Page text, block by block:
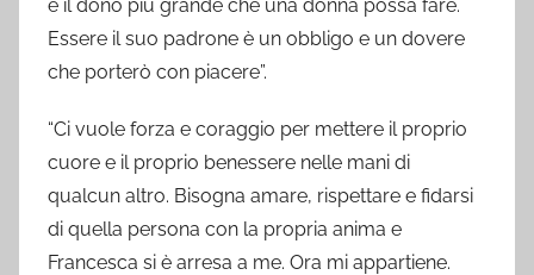
è il dono più grande che una donna possa fare.
Essere il suo padrone è un obbligo e un dovere
che porterò con piacere”.
“Ci vuole forza e coraggio per mettere il proprio
cuore e il proprio benessere nelle mani di
qualcun altro. Bisogna amare, rispettare e fidarsi
di quella persona con la propria anima e
Francesca si è arresa a me. Ora mi appartiene.